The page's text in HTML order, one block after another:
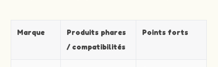
Marque
Produits phares
/ compatibilités
Points forts